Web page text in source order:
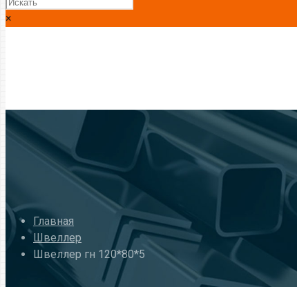
×
Главная
Швеллер
Швеллер гн 120*80*5